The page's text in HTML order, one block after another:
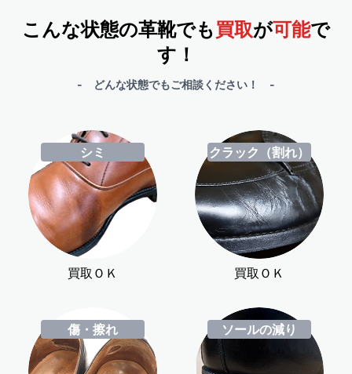
こんな状態の革靴でも買取が可能で
す！
- どんな状態でもご相談ください！ -
シミ
買取ＯＫ
クラック（割れ）
買取ＯＫ
傷・擦れ ソールの減り